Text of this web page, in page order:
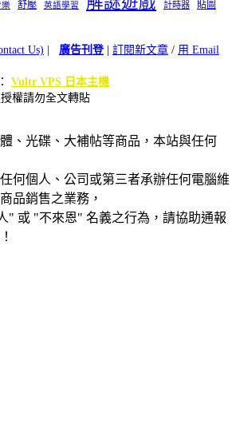
樂 舒壓 英語學習 計時器
貼圖
Us) | 廣告刊登| 訂閱新文章 / 用 Email
Vultr VPS 日本主機
權請勿全文轉貼
、光碟、大補帖等商品，本站與任何
何個人、公司或第三者承辦任何電腦維
品銷售之業務，
" 或 "不來恩" 名義之行為，請協助通報